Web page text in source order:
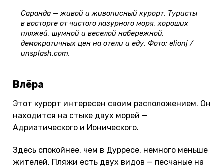
Саранда — живой и живописный курорт. Туристы
в восторге от чистого лазурного моря, хороших
пляжей, шумной и веселой набережной,
демократичных цен на отели и еду. Фото: elionj /
unsplash.com.
Влёра
Этот курорт интересен своим расположением. Он
находится на стыке двух морей —
Адриатического и Ионического.
Здесь спокойнее, чем в Дурресе, немного меньше
жителей. Пляжи есть двух видов — песчаные на